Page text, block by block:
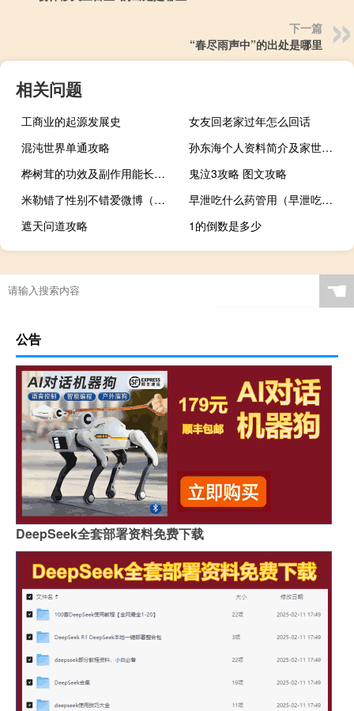
下一篇
“春尽雨声中”的出处是哪里
相关问题
工商业的起源发展史
女友回老家过年怎么回话
混沌世界单通攻略
孙东海个人资料简介及家世（Ahmaogak Sweeney简介）
桦树茸的功效及副作用能长期喝吗?树（桦树茸的功效及副作用）
鬼泣3攻略 图文攻略
米勒错了性别不错爱微博（米勒错了性别不错爱）
早泄吃什么药管用（早泄吃什么）
遮天问道攻略
1的倒数是多少
空调需要加什么
☚
公告
DeepSeek全套部署资料免费下载